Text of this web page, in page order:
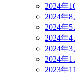
2024年
2024年8
2024年5
2024年4
2024年3
2024年1
2023年